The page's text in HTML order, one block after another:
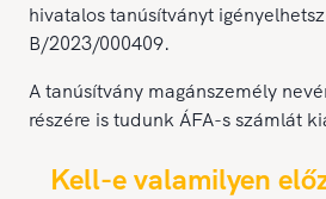
hivatalos tanúsítványt
B/2023/000409.
A tanúsítvány magánszemély
részére is tudunk ÁFA-s számlát
Kell-e valamilyen